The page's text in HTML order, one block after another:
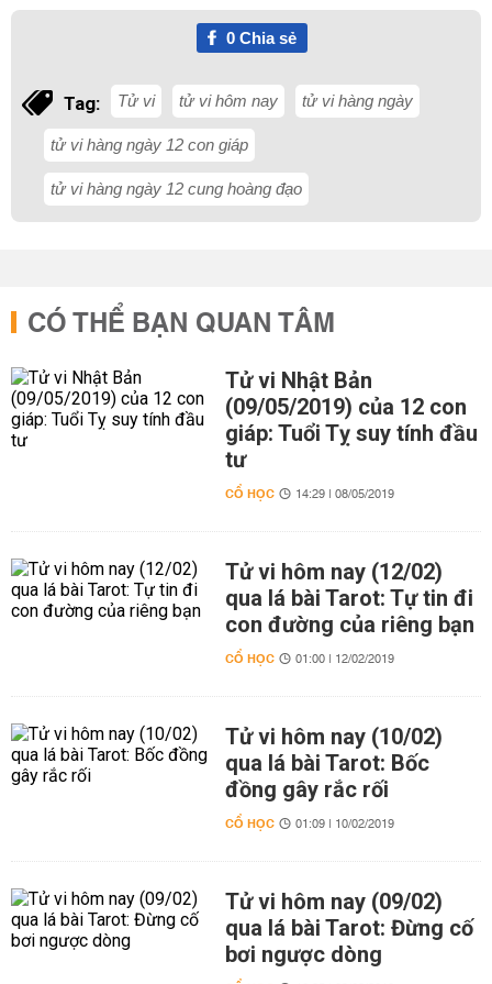
0Chia sẻ
Tag: Tử vi tử vi hôm nay tử vi hàng ngày
tử vi hàng ngày 12 con giáp
tử vi hàng ngày 12 cung hoàng đạo
CÓ THỂ BẠN QUAN TÂM
Tử vi Nhật Bản
(09/05/2019) của 12 con
giáp: Tuổi Tỵ suy tính đầu
tư
CỔ HỌC 14:29 | 08/05/2019
Tử vi hôm nay (12/02)
qua lá bài Tarot: Tự tin đi
con đường của riêng bạn
CỔ HỌC 01:00 | 12/02/2019
Tử vi hôm nay (10/02)
qua lá bài Tarot: Bốc
đồng gây rắc rối
CỔ HỌC 01:09 | 10/02/2019
Tử vi hôm nay (09/02)
qua lá bài Tarot: Đừng cố
bơi ngược dòng